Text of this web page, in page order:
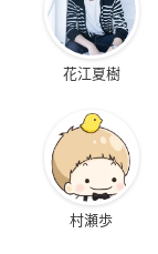
花江夏樹
村瀬歩